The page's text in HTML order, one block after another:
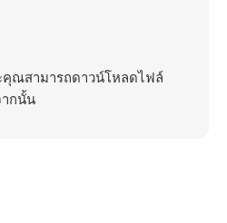
ณสามารถดาวน์โหลดไฟล์
กนั้น